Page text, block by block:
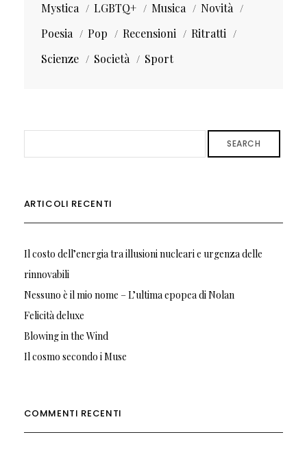
Mystica
LGBTQ+ Musica
Novità
Poesia
Pop Recensioni
Ritratti
Scienze
Società Sport
SEARCH
ARTICOLI RECENTI
Il costo dell’energia tra illusioni nucleari e urgenza delle
rinnovabili
Nessuno è il mio nome – L’ultima epopea di Nolan
Felicità deluxe
Blowing in the Wind
Il cosmo secondo i Muse
COMMENTI RECENTI